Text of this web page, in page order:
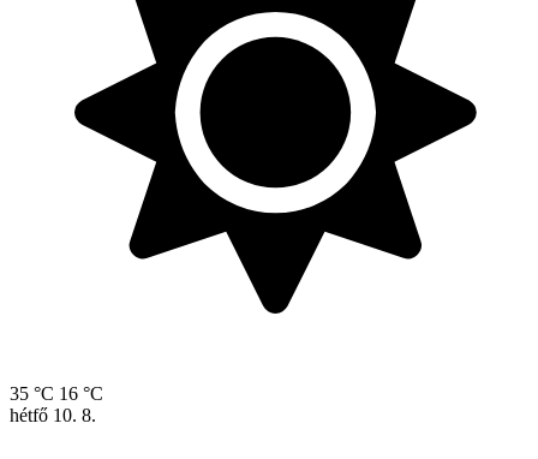
35 °C 16 °C
hétfő 10. 8.